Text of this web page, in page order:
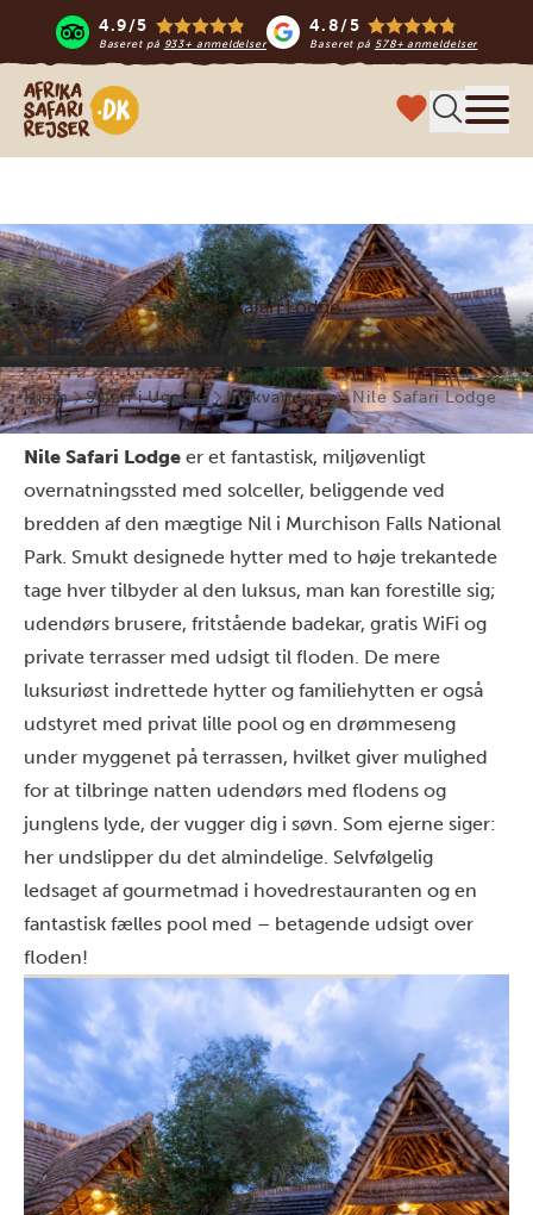
4.9/5
Baseret på 933+ anmeldelser
4.8/5
Baseret på 578+ anmeldelser
Safari-rejser i Afrika
Nile Safari Lodge
Hjem Safari i Uganda Indkvartering Nile Safari Lodge
Nile Safari Lodge er et fantastisk, miljøvenligt
overnatningssted med solceller, beliggende ved
bredden af den mægtige Nil i Murchison Falls National
Park. Smukt designede hytter med to høje trekantede
tage hver tilbyder al den luksus, man kan forestille sig;
udendørs brusere, fritstående badekar, gratis WiFi og
private terrasser med udsigt til floden. De mere
luksuriøst indrettede hytter og familiehytten er også
udstyret med privat lille pool og en drømmeseng
under myggenet på terrassen, hvilket giver mulighed
for at tilbringe natten udendørs med flodens og
junglens lyde, der vugger dig i søvn. Som ejerne siger:
her undslipper du det almindelige. Selvfølgelig
ledsaget af gourmetmad i hovedrestauranten og en
fantastisk fælles pool med – betagende udsigt over
floden!